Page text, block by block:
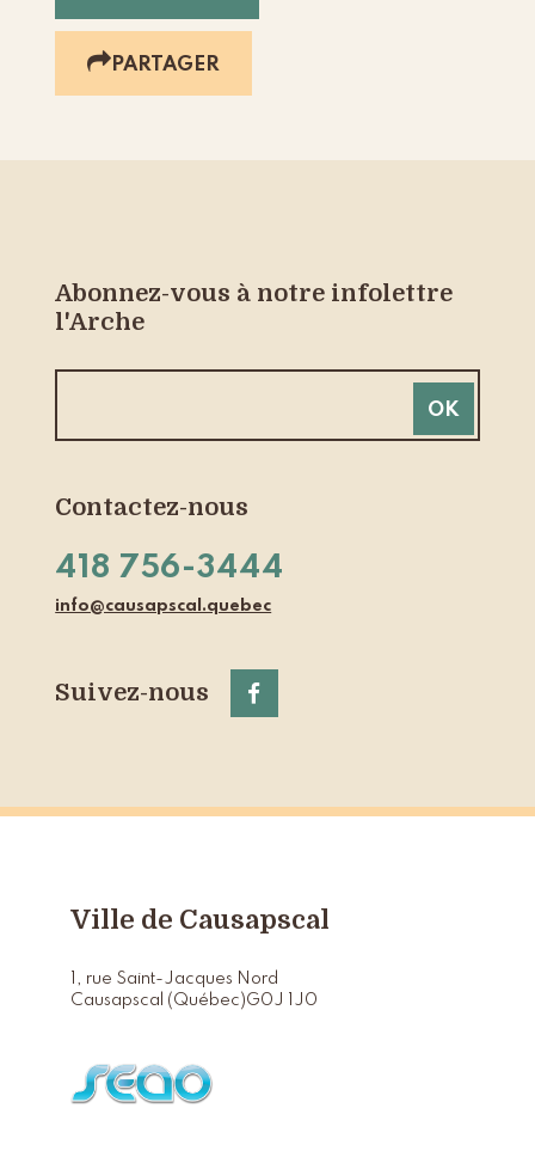
PARTAGER
Abonnez-vous à notre infolettre
l'Arche
Contactez-nous
418 756-3444
info@causapscal.quebec
Suivez-nous
Ville de Causapscal
1, rue Saint-Jacques Nord
Causapscal (Québec)G0J 1J0